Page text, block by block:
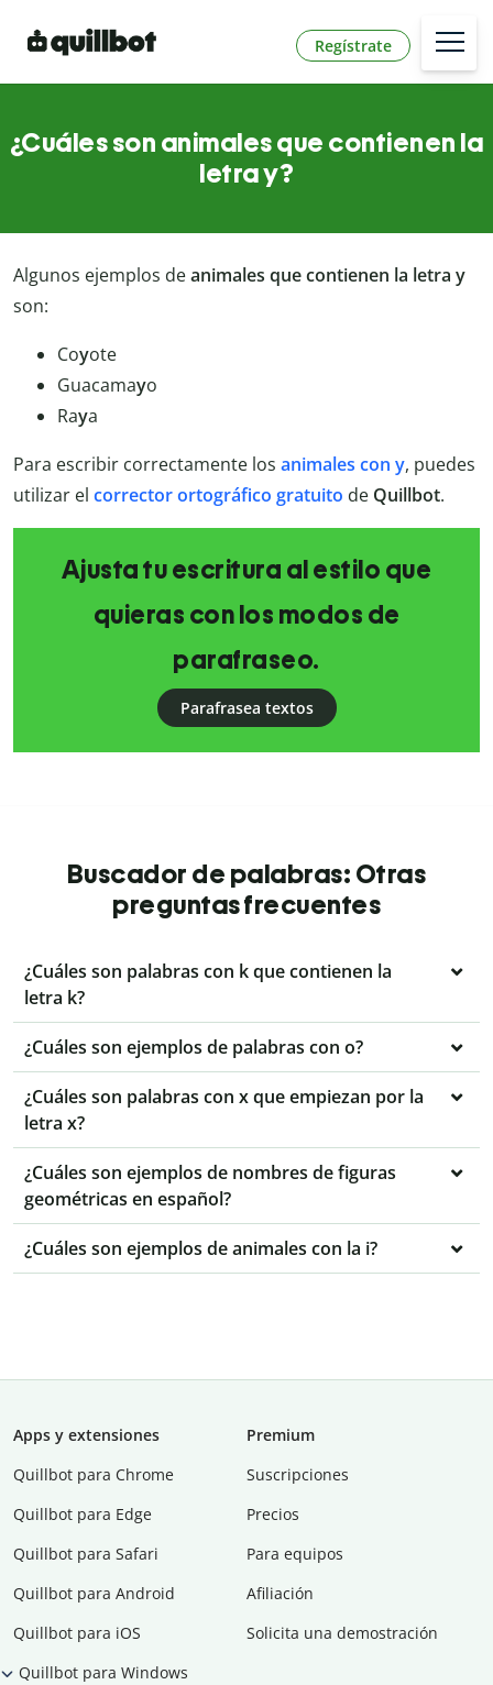
Regístrate
¿Cuáles son animales que contienen la
letra y?
Algunos ejemplos deanimales que contienen la letra y
son:
Coyote
Guacamayo
Raya
Para escribir correctamente los animales con y, puedes
utilizar el corrector ortográfico gratuito de Quillbot.
Ajusta tu escritura al estilo que
quieras con los modos de
parafraseo.
Parafrasea textos
Buscador de palabras: Otras
preguntas frecuentes
¿Cuáles son palabras con k que contienen la
letra k?
¿Cuáles son ejemplos de palabras con o?
¿Cuáles son palabras con x que empiezan por la
letra x?
¿Cuáles son ejemplos de nombres de figuras
geométricas en español?
¿Cuáles son ejemplos de animales con la i?
Apps y extensiones
Quillbot para Chrome
Quillbot para Edge
Quillbot para Safari
Quillbot para Android
Quillbot para iOS
Quillbot para Windows
Premium
Suscripciones
Precios
Para equipos
Afiliación
Solicita una demostración